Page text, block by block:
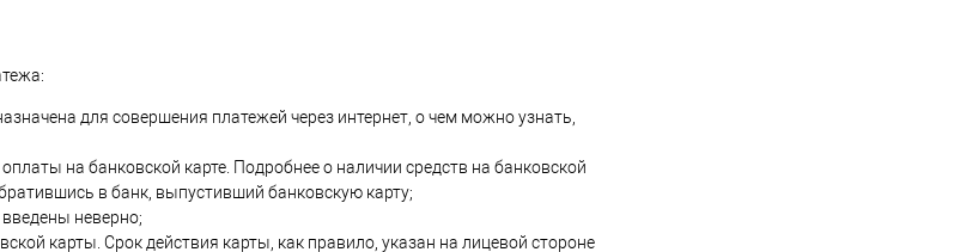
для совершения платежей через интернет, о чем можно узнать,
на банковской карте. Подробнее о наличии средств на банковской
в банк, выпустивший банковскую карту;
неверно;
карты. Срок действия карты, как правило, указан на лицевой стороне